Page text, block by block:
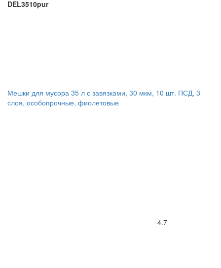
DEL3510pur
Мешки для мусора 35 л с завязками, 30 мкм, 10 шт. ПСД, 3
слоя, особопрочные, фиолетовые
4.7